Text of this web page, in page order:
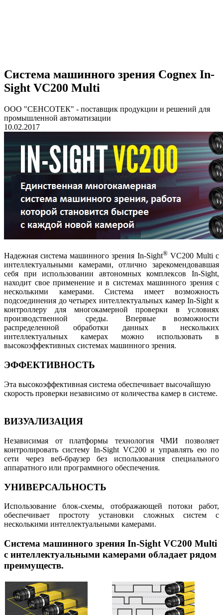
Система машинного зрения Cognex In-
Sight VC200 Multi
ООО "СЕНСОТЕК" - поставщик продукции и решений для
промышленной автоматизации
10.02.2017
Надежная система машинного зрения In-Sight®VC200 Multi с
интеллектуальными камерами, отлично зарекомендовавшая
себя при использовании автономных комплексов In-Sight,
находит свое применение и в системах машинного зрения с
несколькими камерами. Система имеет возможность
подсоединения до четырех интеллектуальных камер In-Sight к
контроллеру для многокамерной проверки в условиях
производственной среды. Впервые возможности
распределенной обработки данных в нескольких
интеллектуальных камерах можно использовать в
высокоэффективных системах машинного зрения.
ЭФФЕКТИВНОСТЬ
Эта высокоэффективная система обеспечивает высочайшую
скорость проверки независимо от количества камер в системе.
ВИЗУАЛИЗАЦИЯ
Независимая от платформы технология ЧМИ позволяет
контролировать систему In-Sight VC200 и управлять ею по
сети через веб-браузер без использования специального
аппаратного или программного обеспечения.
УНИВЕРСАЛЬНОСТЬ
Использование блок-схемы, отображающей потоки работ,
обеспечивает простоту установки сложных систем с
несколькими интеллектуальными камерами.
Система машинного зрения In-Sight VC200 Multi
с интеллектуальными камерами обладает рядом
преимуществ.